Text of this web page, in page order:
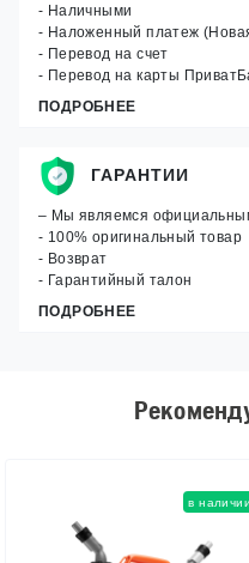
- Наличными
- Наложенный платеж
- Перевод на счет
- Перевод на карты
ПОДРОБНЕЕ
ГАРАНТИИ
– Мы являемся
- 100% оригинальный товар
- Возврат
- Гарантийный талон
ПОДРОБНЕЕ
в наличии